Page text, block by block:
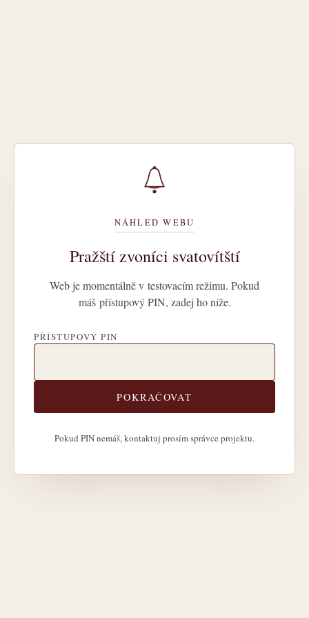
NÁHLED WEBU
Pražští zvoníci svatovítští
Web je momentálně v testovacím režimu. Pokud
máš přístupový PIN, zadej ho níže.
PŘÍSTUPOVÝ PIN
POKRAČOVAT
Pokud PIN nemáš, kontaktuj prosím správce projektu.